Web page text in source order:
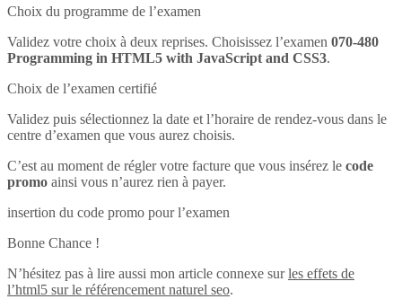
Choix du programme de l’examen
Validez votre choix à deux reprises. Choisissez l’examen 070-480
Programming in HTML5 with JavaScript and CSS3.
Choix de l’examen certifié
Validez puis sélectionnez la date et l’horaire de rendez-vous dans le
centre d’examen que vous aurez choisis.
C’est au moment de régler votre facture que vous insérez le code
promo ainsi vous n’aurez rien à payer.
insertion du code promo pour l’examen
Bonne Chance !
N’hésitez pas à lire aussi mon article connexe surles effets de
l’html5 sur le référencement naturel seo.